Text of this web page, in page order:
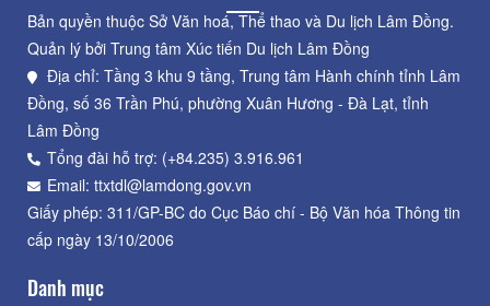
Bản quyền thuộc Sở Văn hoá, Thể thao và Du lịch Lâm Đồng.
Quản lý bởi Trung tâm Xúc tiến Du lịch Lâm Đồng
Địa chỉ: Tầng 3 khu 9 tầng, Trung tâm Hành chính tỉnh Lâm
Đồng, số 36 Trần Phú, phường Xuân Hương - Đà Lạt, tỉnh
Lâm Đồng
Tổng đài hỗ trợ: (+84.235) 3.916.961
Email: ttxtdl@lamdong.gov.vn
Giấy phép: 311/GP-BC do Cục Báo chí - Bộ Văn hóa Thông tin
cấp ngày 13/10/2006
Danh mục